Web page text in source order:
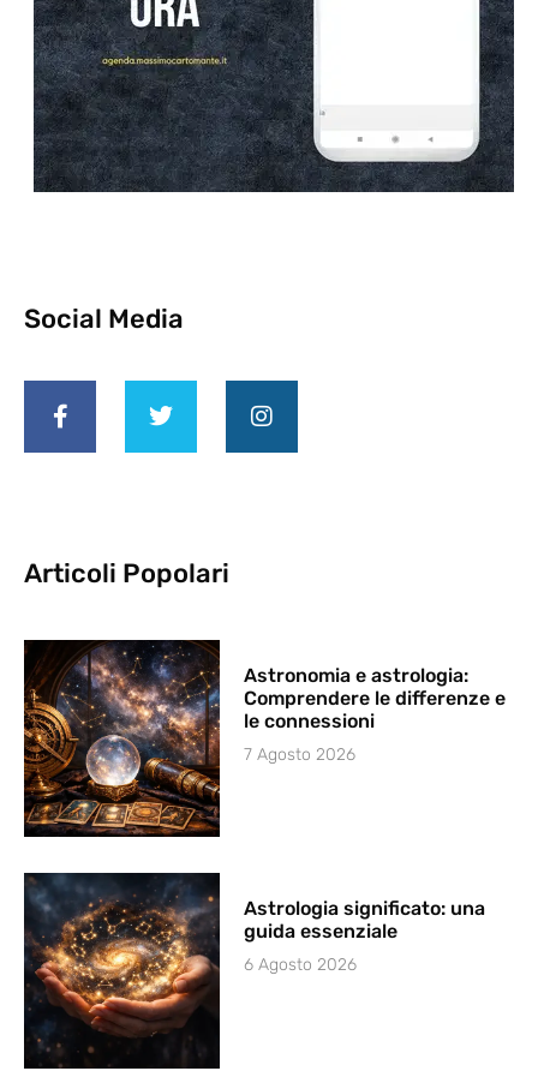
Social Media
Articoli Popolari
Astronomia e astrologia:
Comprendere le differenze e
le connessioni
7 Agosto 2026
Astrologia significato: una
guida essenziale
6 Agosto 2026